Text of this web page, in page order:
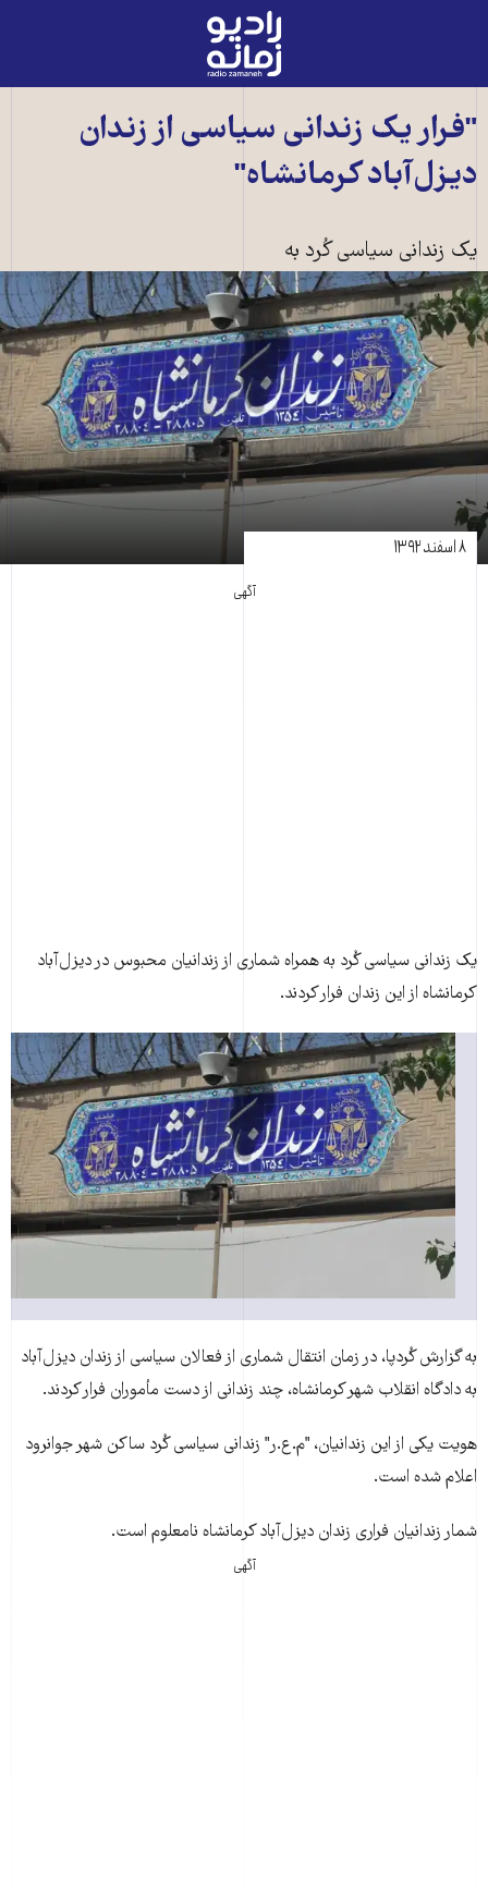
رادیو
زمانه
صفحه
اصلی
"فرار يک زندانی سياسی از زندان
ديزل‌آباد کرمانشاه"
يک زندانی سياسی کُرد به
۸ اسفند ۱۳۹۲
آگهی
يک زندانی سياسی کُرد به همراه شماری از زندانيان محبوس در ديزل‌آباد
کرمانشاه از اين زندان فرار کردند.
به گزارش کُردپا، در زمان انتقال شماری از فعالان سياسی از زندان ديزل‌آباد
به دادگاه انقلاب شهر کرمانشاه، چند زندانی از دست مأموران فرار کردند.
هويت يکی از اين زندانيان، "م.ع.ر" زندانی سياسی کُرد ساکن شهر جوانرود
اعلام شده است.
شمار زندانيان فراری زندان ديزل‌آباد کرمانشاه نامعلوم است.
آگهی